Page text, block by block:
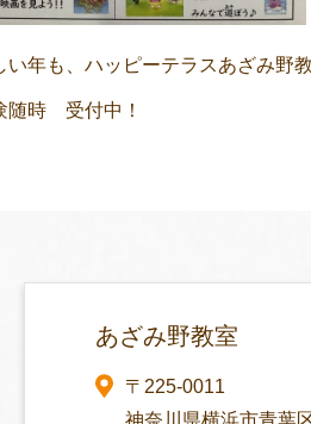
い年も、ハッピーテラスあざみ野
随時 受付中！
あざみ野教室
〒225-0011
神奈川県横浜市青葉